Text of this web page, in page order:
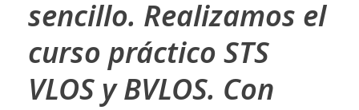
sencillo. Realizamos el
curso práctico STS
VLOS y BVLOS. Con